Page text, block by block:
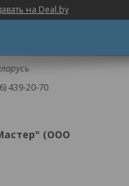
на Deal.by
439-20-70
(ООО